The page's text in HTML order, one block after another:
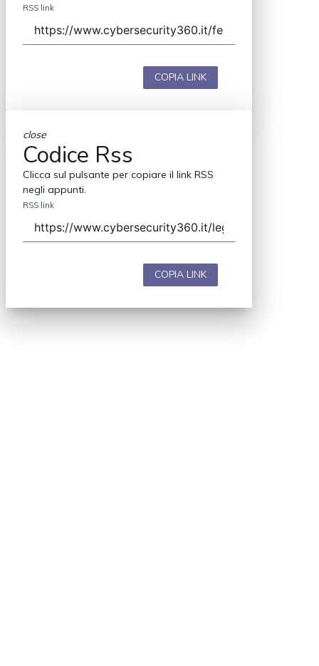
RSS link
COPIA LINK
close
Codice Rss
Clicca sul pulsante per copiare il link RSS
negli appunti.
RSS link
COPIA LINK